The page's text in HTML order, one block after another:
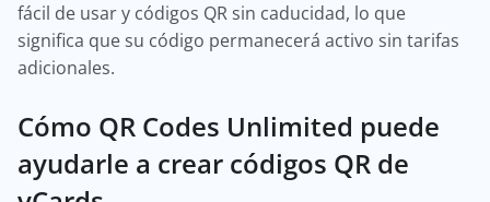
fácil de usar y códigos QR sin caducidad, lo que
significa que su código permanecerá activo sin tarifas
adicionales.
Cómo QR Codes Unlimited puede
ayudarle a crear códigos QR de